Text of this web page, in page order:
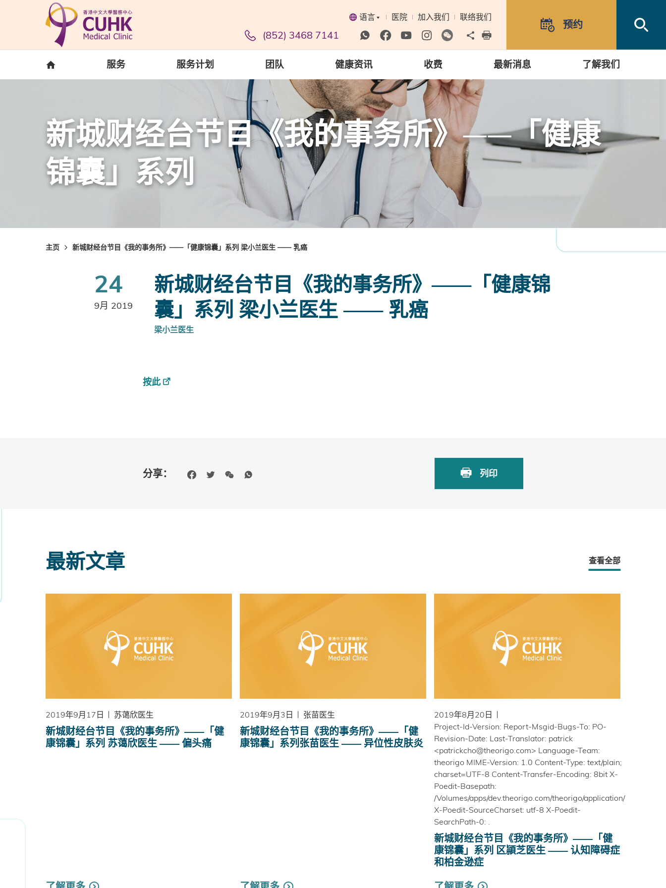
Skip to main content
语言
医院 加入我们 联络我们
(852) 3468 7141 Share toprint
预约
主页 服务 服务计划 团队 健康资讯 收费 最新消息 了解我们
新城财经台节目《我的事务所》——「健康
锦囊」系列
主页 新城财经台节目《我的事务所》——「健康锦囊」系列 梁小兰医生 —— 乳癌
24
9月 2019
新城财经台节目《我的事务所》——「健康锦
囊」系列 梁小兰医生 —— 乳癌
梁小兰医生
按此
分享： 列印
最新文章 查看全部
2019年9月17日 苏蔼欣医生
新城财经台节目《我的事务所》——「健
康锦囊」系列 苏蔼欣医生 —— 偏头痛
2019年9月3日 张苗医生
新城财经台节目《我的事务所》——「健
康锦囊」系列张苗医生 —— 异位性皮肤炎
2019年8月20日
Project-Id-Version: Report-Msgid-Bugs-To: PO-
Revision-Date: Last-Translator: patrick
<patrickcho@theorigo.com> Language-Team:
theorigo MIME-Version: 1.0 Content-Type: text/plain;
charset=UTF-8 Content-Transfer-Encoding: 8bit X-
Poedit-Basepath:
/Volumes/apps/dev.theorigo.com/theorigo/application/
X-Poedit-SourceCharset: utf-8 X-Poedit-
SearchPath-0: .
新城财经台节目《我的事务所》——「健
康锦囊」系列 区頴芝医生 —— 认知障碍症
和柏金逊症